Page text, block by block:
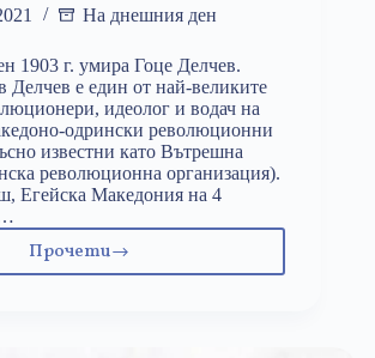
На днешния ден
1903 г. умира Гоце Делчев.
Делчев е един от най-великите
идеолог и водач на
одрински революционни
известни като Вътрешна
революционна организация).
Егейска Македония на 4
Прочети
4